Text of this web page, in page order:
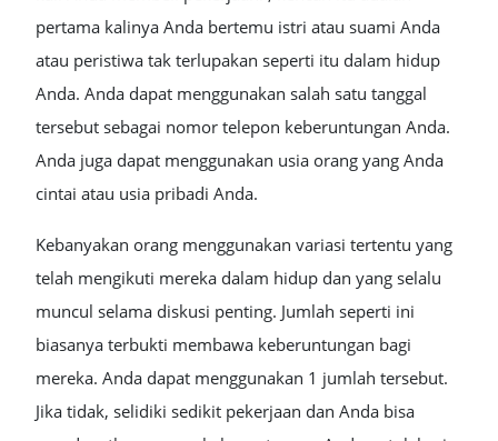
pertama kalinya Anda bertemu istri atau suami Anda
atau peristiwa tak terlupakan seperti itu dalam hidup
Anda. Anda dapat menggunakan salah satu tanggal
tersebut sebagai nomor telepon keberuntungan Anda.
Anda juga dapat menggunakan usia orang yang Anda
cintai atau usia pribadi Anda.
Kebanyakan orang menggunakan variasi tertentu yang
telah mengikuti mereka dalam hidup dan yang selalu
muncul selama diskusi penting. Jumlah seperti ini
biasanya terbukti membawa keberuntungan bagi
mereka. Anda dapat menggunakan 1 jumlah tersebut.
Jika tidak, selidiki sedikit pekerjaan dan Anda bisa